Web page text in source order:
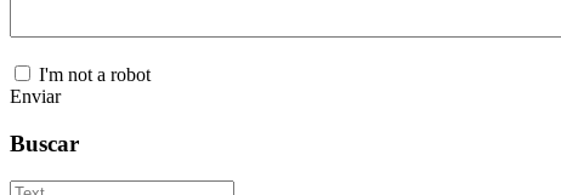
I'm not a robot
Enviar
Buscar